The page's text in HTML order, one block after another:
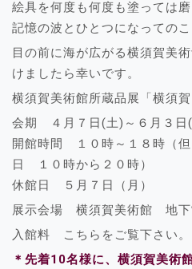
絵具を何度も何度も塗っては
記憶の波とひとつになってのこ
目の前に海が広がる横須賀美
けましたら幸いです。
横須賀美術館所蔵品展「横須
会期 ４月７日(土)～６月３
開館時間 １０時～１８時（但
日 １０時から２０時）
休館日 ５月７日（月）
展示会場 横須賀美術館 地下
入館料 こちらをご覧下さい。
＊先着10名様に、横須賀美術